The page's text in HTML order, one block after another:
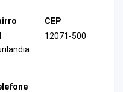
CEP
12071-500